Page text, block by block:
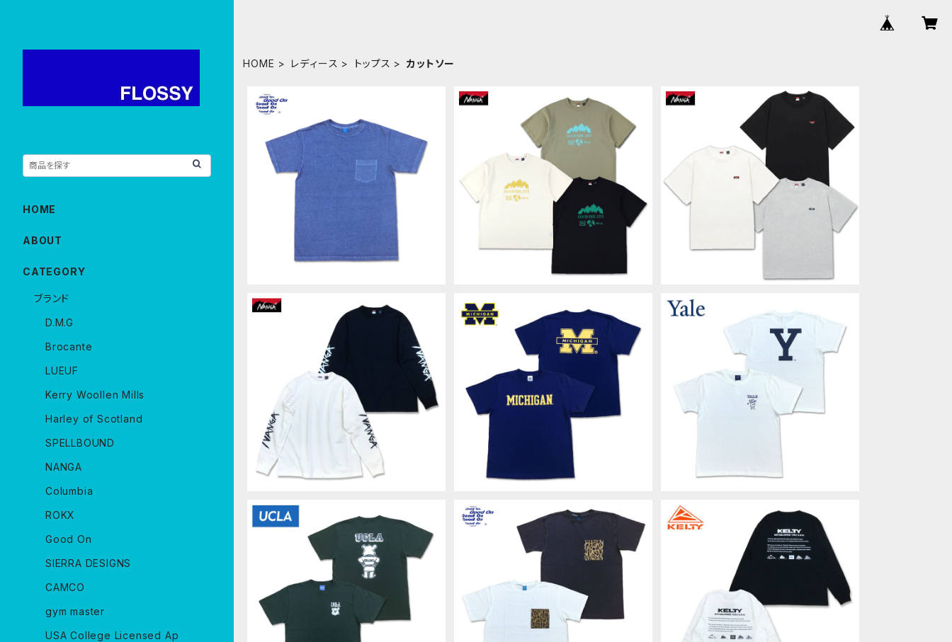
HOME レディース トップス カットソー
Good On グッドオン S/S POCKET
TEE P-AJISAI アジサイ ショートス
リーブポケットTシャツ カットソー CO
TTONUSA MadeinJAPAN GOST
NANGA ECO HYBRID GOOD BRE
ATH TEE Tシャツ ナンガ エコハイブ
リッド アウトドア ユニセックス 男女兼
用 N2610-1M056Z
¥6,600
NANGA ECO HYBRID BOX LOGO
EMBROIDERY TEE Tシャツ ナンガ
エコハイブリッド アウトドア ユニセッ
クス 男女兼用 NW2411-1G804
¥5,830
NANGA ECO HYBRID SLV LOGO
L/S TEE ロングスリーブTシャツ ロン
T ナンガ アウトドア ユニセックス 男女
兼用 NW2500-1L030A
¥7,150
University of MICHIGAN HEAVY
WEIGHT TEE INDIGO ミシガン カ
レッジT Tシャツ MGAG-024
¥4,400
YALE University HEAVY WEIGH
T TEE ホワイト イェール ブルドッグ
カレッジT Tシャツ YLAG-078
¥4,400
UCLA HEAVY WEIGHT TEE Sブラ
ック University of California, Lo
s Angeles カレッジT Tシャツ UCA
G-106
¥4,400
Good On × KOUHEI TERRAI グッ
ドオン S/S LEOPARD POCKET TE
E ショートスリーブポケットTシャツ レ
オパード ヒョウ柄 COTTONUSA Ma
deinJAPAN KTER2503
¥8,580
KELTY ケルティ バックヒストリーロ
ゴL/S Tシャツ ロンT Back history
logo LONG SLEEVE T-SHIRT US
A 男女兼用 KE25213081
¥6,490
HOME
ABOUT
CATEGORY
ブランド
D.M.G
Brocante
LUEUF
Kerry Woollen Mills
Harley of Scotland
SPELLBOUND
NANGA
Columbia
ROKX
Good On
SIERRA DESIGNS
CAMCO
gym master
USA College Licensed Ap